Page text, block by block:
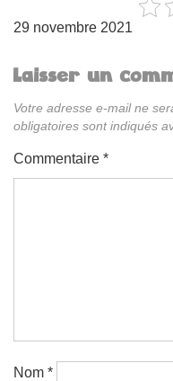
29 novembre 2021
Laisser un
Votre adresse e-mail ne
obligatoires sont indiqués
Commentaire *
Nom *